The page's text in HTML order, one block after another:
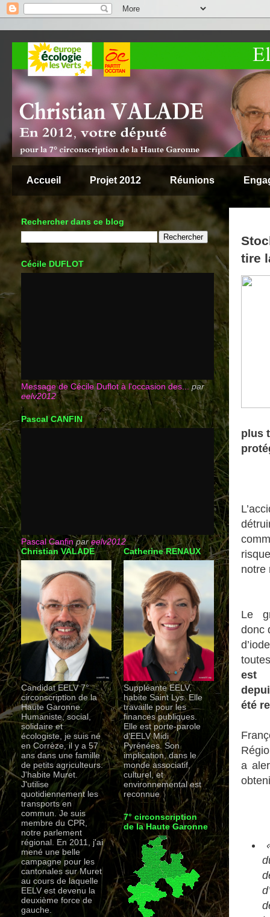
Accueil Projet 2012 Réunions
tire
plus
notre
Le
donc
est
été
a
Rechercher dans ce blog
Cécile DUFLOT
Message de Cécile Duflot à l'occasion des... par
eelv2012
Pascal CANFIN
Pascal Canfin pareelv2012
Christian VALADE
Candidat EELV 7°
circonscription de la
Haute Garonne.
Humaniste, social,
solidaire et
écologiste, je suis né
en Corrèze, il y a 57
ans dans une famille
de petits agriculteurs.
J'habite Muret.
J'utilise
quotidiennement les
transports en
commun. Je suis
membre du CPR,
notre parlement
régional. En 2011, j'ai
mené une belle
campagne pour les
cantonales sur Muret
au cours de laquelle
EELV est devenu la
deuxième force de
gauche.
Catherine RENAUX
Suppléante EELV,
habite Saint Lys. Elle
travaille pour les
finances publiques.
Elle est porte-parole
d'EELV Midi
Pyrénées. Son
implication, dans le
monde associatif,
culturel, et
environnemental est
reconnue
7° circonscription
de la Haute Garonne